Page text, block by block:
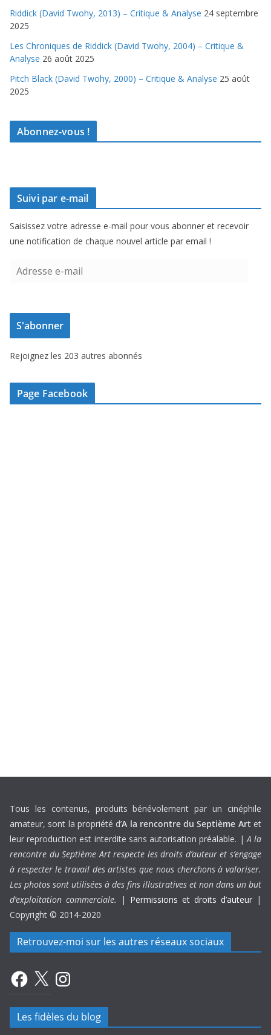
Riddick (David Twohy, 2013) – Critique & Analyse 24 septembre
2025
Les Chroniques de Riddick (David Twohy, 2004) – Critique &
Analyse 26 août 2025
Pitch Black (David Twohy, 2000) – Critique & Analyse 25 août
2025
Abonnez-vous !
Suivi par e-mail
Saisissez votre adresse e-mail pour vous abonner et recevoir
une notification de chaque nouvel article par email !
e
s
e
-
m
S'abonner
Rejoignez les 203 autres abonnés
Page Facebook
Tous les contenus, produits bénévolement par un cinéphile
amateur, sont la propriété d’A la rencontre du Septième Art et
leur reproduction est interdite sans autorisation préalable. |A la
rencontre du Septième Art respecte les droits d’auteur et s’engage
à respecter le travail des artistes que nous cherchons à valoriser.
Les photos sont utilisées à des fins illustratives et non dans un but
d’exploitation commerciale.
| Permissions et droits d’auteur |
Copyright © 2014-2020
Retrouvez-moi sur les autres réseaux sociaux
Facebook
X Instagram
Les fidèles du blog